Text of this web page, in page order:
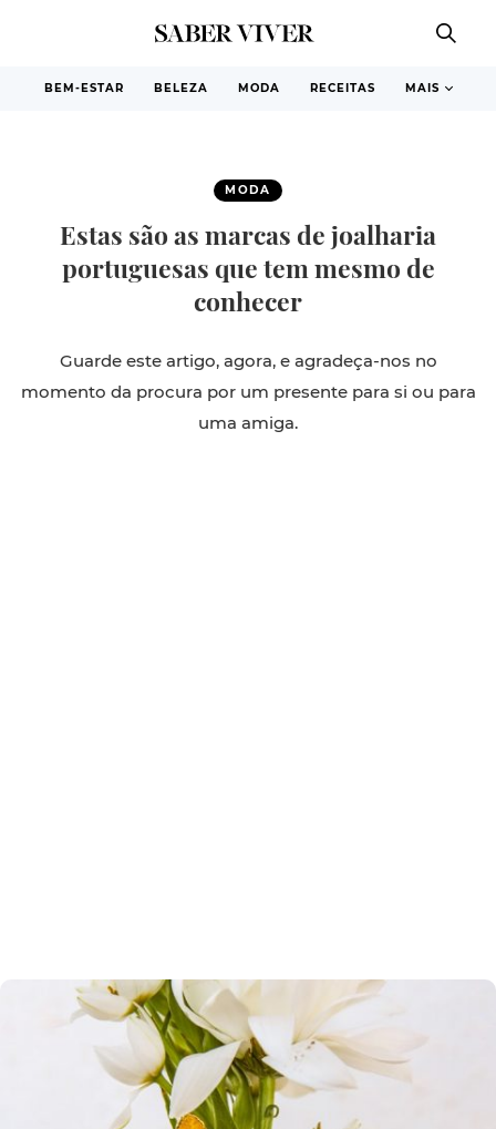
BEM-ESTAR BELEZA MODA RECEITAS MAIS
MODA
Estas são as marcas de joalharia
portuguesas que tem mesmo de
conhecer
Guarde este artigo, agora, e agradeça-nos no
momento da procura por um presente para si ou para
uma amiga.